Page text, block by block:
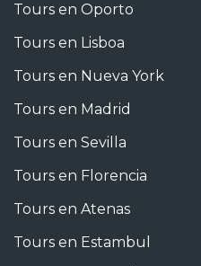
Tours en Oporto
Tours en Lisboa
Tours en Nueva York
Tours en Madrid
Tours en Sevilla
Tours en Florencia
Tours en Atenas
Tours en Estambul